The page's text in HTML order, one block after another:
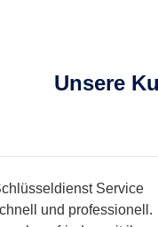
Unsere
Service
und professionell.